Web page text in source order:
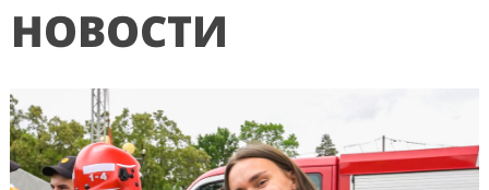
НОВОСТИ